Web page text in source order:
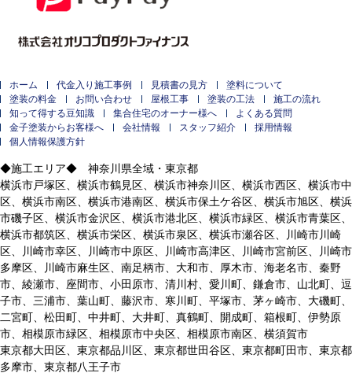
ホーム 代金入り施工事例 見積書の見方
塗料について
塗装の料金
お問い合わせ 屋根工事 塗装の工法
施工の流れ
知って得する豆知識
集合住宅のオーナー様へ
よくある質問
金子塗装からお客様へ
会社情報 スタッフ紹介
採用情報
個人情報保護方針
◆施工エリア◆ 神奈川県全域・東京都
横浜市戸塚区、横浜市鶴見区、横浜市神奈川区、横浜市西区、横浜市中
区、横浜市南区、横浜市港南区、横浜市保土ケ谷区、横浜市旭区、横浜
市磯子区、横浜市金沢区、横浜市港北区、横浜市緑区、横浜市青葉区、
横浜市都筑区、横浜市栄区、横浜市泉区、横浜市瀬谷区、川崎市川崎
区、川崎市幸区、川崎市中原区、川崎市高津区、川崎市宮前区、川崎市
多摩区、川崎市麻生区、南足柄市、大和市、厚木市、海老名市、秦野
市、綾瀬市、座間市、小田原市、清川村、愛川町、鎌倉市、山北町、逗
子市、三浦市、葉山町、藤沢市、寒川町、平塚市、茅ヶ崎市、大磯町、
二宮町、松田町、中井町、大井町、真鶴町、開成町、箱根町、伊勢原
市、相模原市緑区、相模原市中央区、相模原市南区、横須賀市
東京都大田区、東京都品川区、東京都世田谷区、東京都町田市、東京都
多摩市、東京都八王子市